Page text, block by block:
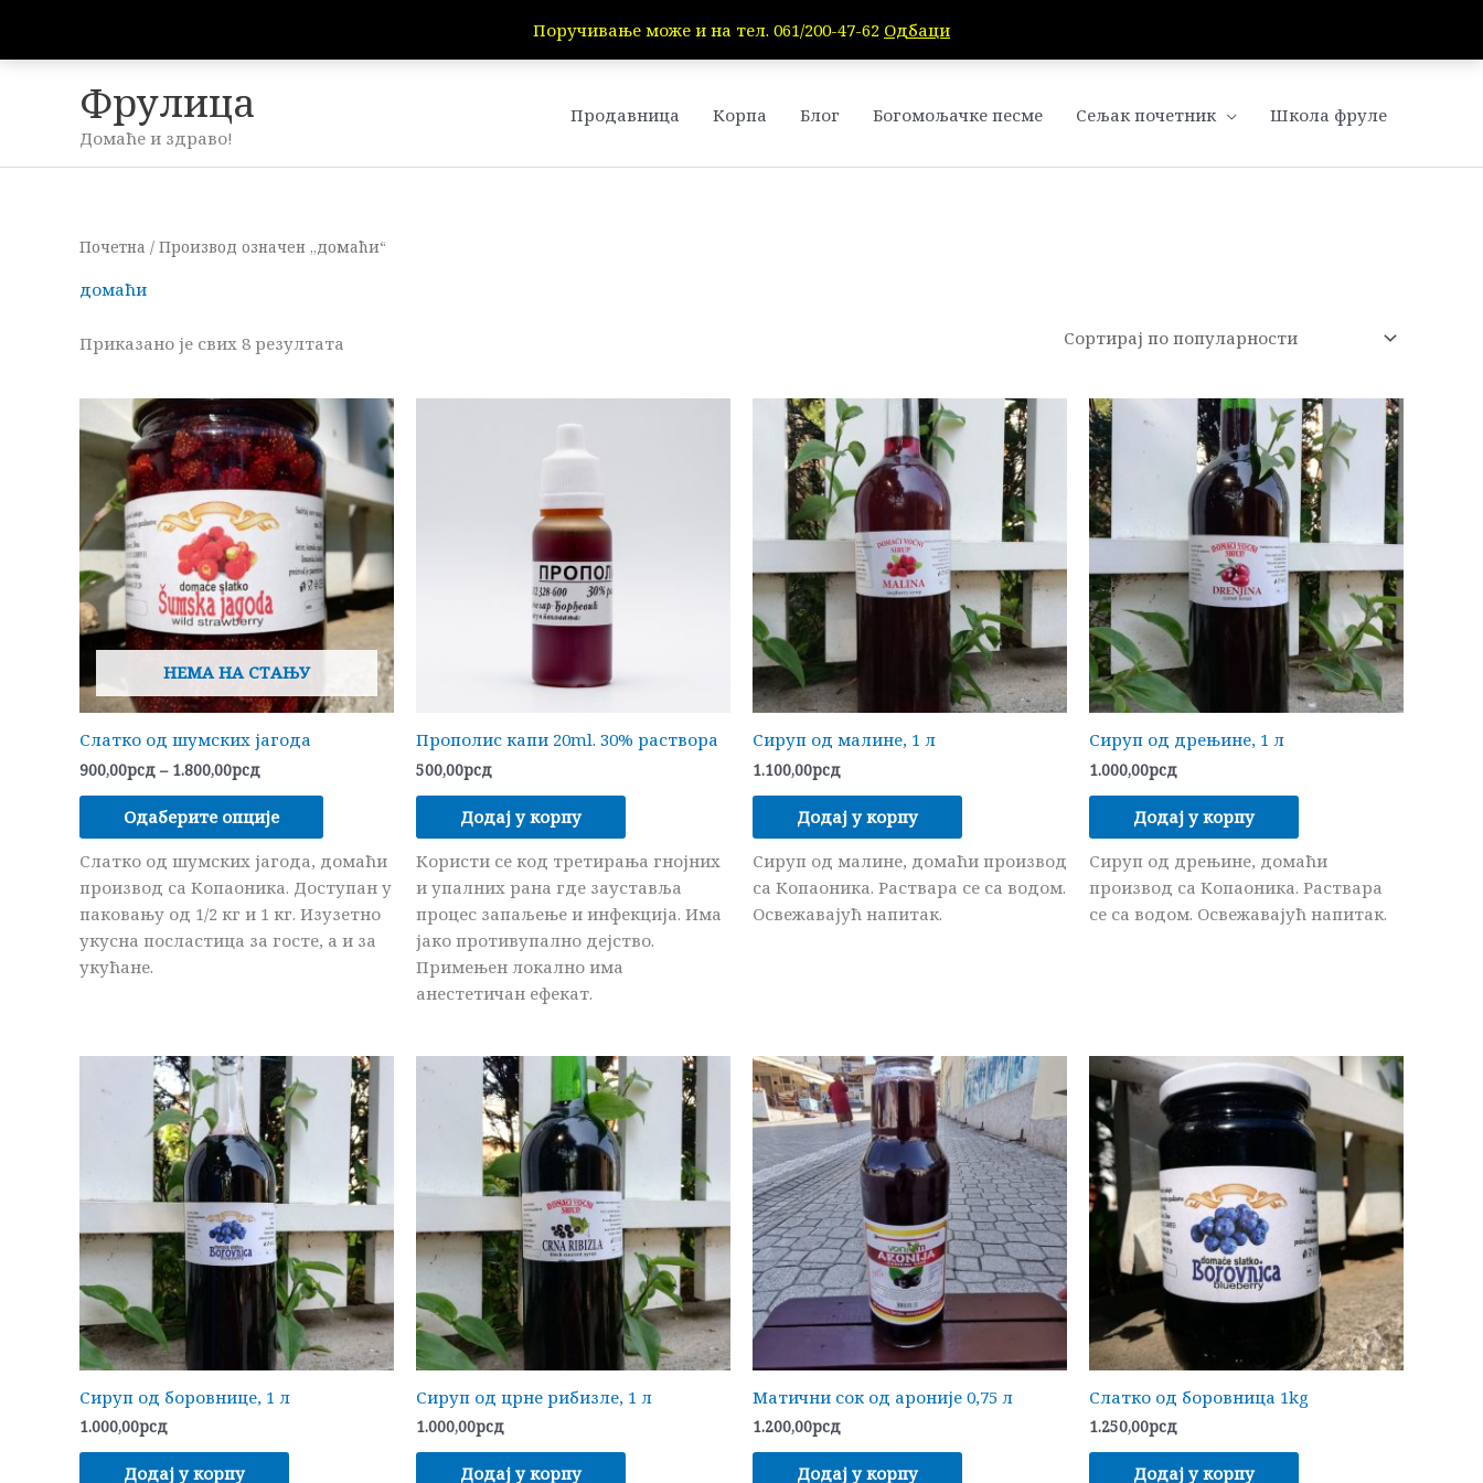
Поручивање може и на тел. 061/200-47-62 Одбаци
садржај
Фрулица
Домаће и здраво!
Продавница Корпа Блог Богомољачке песме Сељак почетник Школа фруле
Почетна / Производ oзначен „домаћи“
домаћи
Приказано је свих 8 резултата
Сортирано
по
НЕМА НА СТАЊУ
Слатко од шумских јагода
900,00рсд – 1.800,00рсд
Распон
цена:
од
900,00рсд
до
1.800,00рсд
Одаберите опције
Овај
производ
има
више
варијанти.
могу
бити
изабране
на
страници
производа.
Слатко од шумских јагода, домаћи
производ са Копаоника. Доступан у
паковању од 1/2 кг и 1 кг. Изузетно
укусна посластица за госте, а и за
укућане.
Прополис капи 20ml. 30% раствора
500,00рсд
Додај у корпу
Користи се код третирања гнојних
и упалних рана где зауставља
процес запаљење и инфекција. Има
јако противупално дејство.
Примењен локално има
анестетичан ефекат.
Сируп од малине, 1 л
1.100,00рсд
Додај у корпу
Сируп од малине, домаћи производ
са Копаоника. Раствара се са водом.
Освежавајућ напитак.
Сируп од дрењине, 1 л
1.000,00рсд
Додај у корпу
Сируп од дрењине, домаћи
производ са Копаоника. Раствара
се са водом. Освежавајућ напитак.
Сируп од боровнице, 1 л
1.000,00рсд
Додај у корпу
Сируп од црне рибизле, 1 л
1.000,00рсд
Додај у корпу
Матични сок од ароније 0,75 л
1.200,00рсд
Додај у корпу
Слатко од боровница 1kg
1.250,00рсд
Додај у корпу